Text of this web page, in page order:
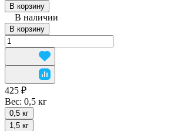
В корзину
В наличии
В корзину
425 ₽
Вес: 0,5 кг
0,5 кг
1,5 кг